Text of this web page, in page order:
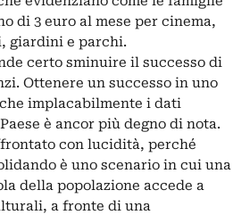
di 3 euro al mese per cinema,
giardini e parchi.
certo sminuire il successo di
Ottenere un successo in uno
implacabilmente i dati
è ancor più degno di nota.
con lucidità, perché
è uno scenario in cui una
della popolazione accede a
a fronte di una